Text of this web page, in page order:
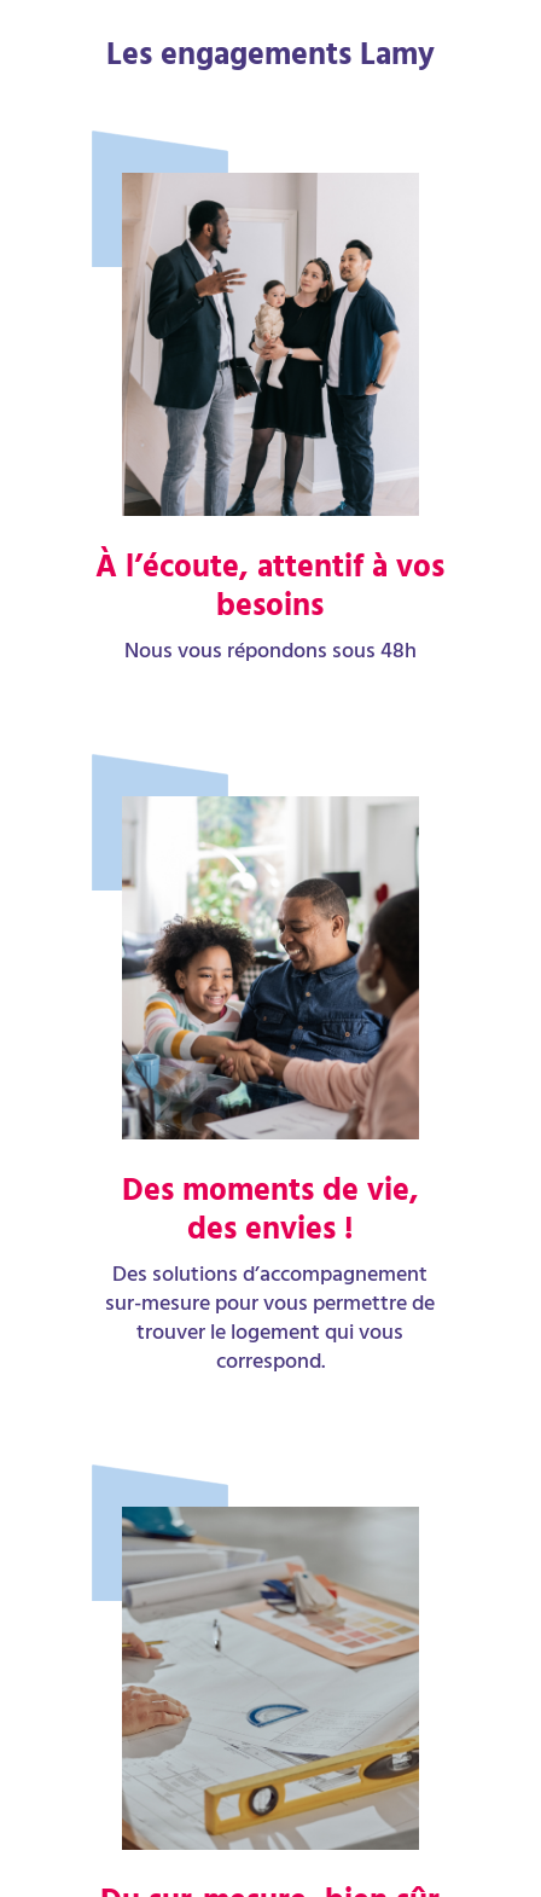
Les engagements Lamy
À l’écoute, attentif à vos
besoins
Nous vous répondons sous 48h
Des moments de vie,
des envies !
Des solutions d’accompagnement
sur-mesure pour vous permettre de
trouver le logement qui vous
correspond.